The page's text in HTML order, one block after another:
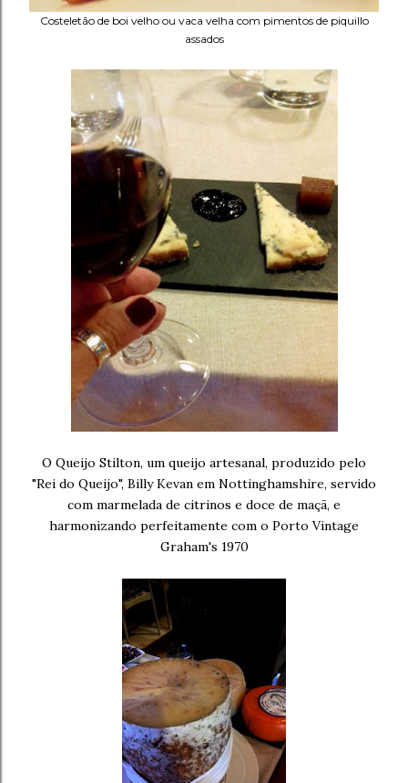
Costeletão de boi velho ou vaca velha com pimentos de piquillo
assados
O Queijo Stilton, um queijo artesanal, produzido pelo
"Rei do Queijo", Billy Kevan em Nottinghamshire, servido
com marmelada de citrinos e doce de maçã, e
harmonizando perfeitamente com o Porto Vintage
Graham's 1970